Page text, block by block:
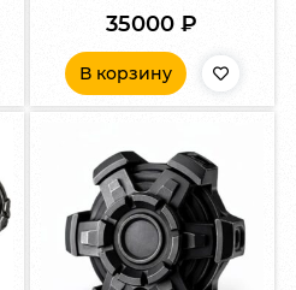
35000₽
В корзину